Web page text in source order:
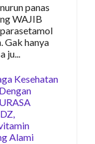
panas
WAJIB
Gak hanya
ju...
Kesehatan
Alami